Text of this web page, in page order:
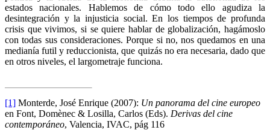
estados nacionales. Hablemos de cómo todo ello agudiza la
desintegración y la injusticia social. En los tiempos de profunda
crisis que vivimos, si se quiere hablar de globalización, hagámoslo
con todas sus consideraciones. Porque si no, nos quedamos en una
medianía futil y reduccionista, que quizás no era necesaria, dado que
en otros niveles, el largometraje funciona.
[1] Monterde, José Enrique (2007): Un panorama del cine europeo
en Font, Domènec & Losilla, Carlos (Eds). Derivas del cine
contemporáneo, Valencia, IVAC, pág 116